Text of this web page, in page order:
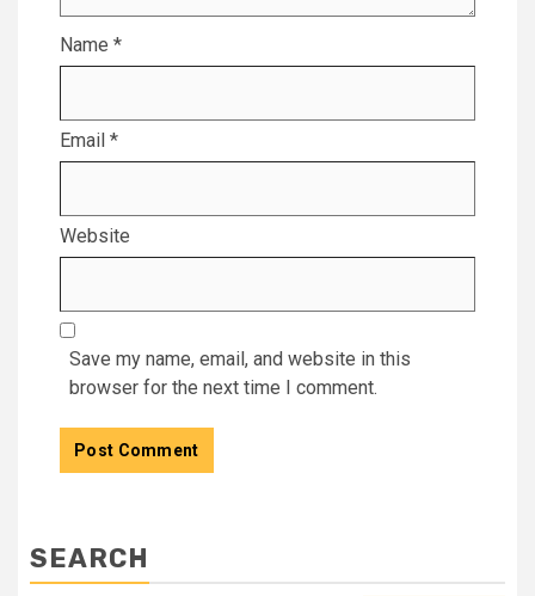
Name *
Email *
Website
Save my name, email, and website in this
browser for the next time I comment.
SEARCH